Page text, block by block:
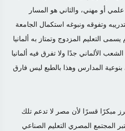
أو مهني، والثاني هو المسار
وتفوقه ونبوغه استكمال الجامعة
التعليم المزدوج وتمتاز به ألمانيا
الألماني جدًا ولا تفرق فيه ألمانيا
المدارس وهذا بالطبع ليس فارق
مبكرًا قسرًا لأن مصر لا تدعم تلك
المجتمع المصري التعليم الصناعي